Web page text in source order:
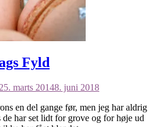
Fyld
25. marts 20148. juni 2018
en del gange før, men jeg har aldrig
har set lidt for grove og for høje ud